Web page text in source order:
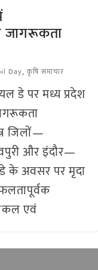
जागरूकता
Day, कृषि समाचार
डे पर मध्य प्रदेश
जिलों—
और इंदौर—
डे के अवसर पर मृदा
एवं